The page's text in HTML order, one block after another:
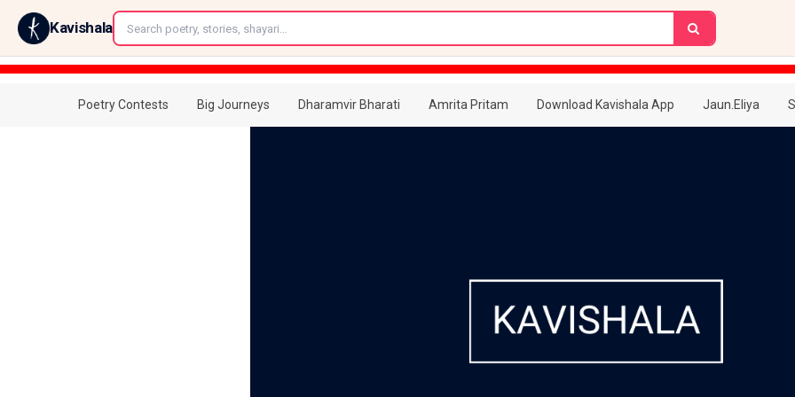
Kavishala
Poetry Contests Big Journeys Dharamvir Bharati Amrita Pritam Download Kavishala App Jaun.Eliya